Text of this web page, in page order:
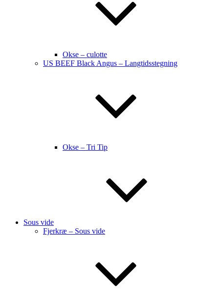
Okse – culotte
US BEEF Black Angus – Langtidsstegning
Okse – Tri Tip
Sous vide
Fjerkræ – Sous vide